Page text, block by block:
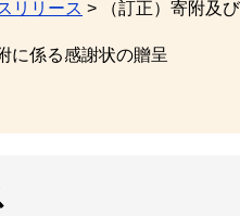
リリース > （訂正）寄附及
に係る感謝状の贈呈